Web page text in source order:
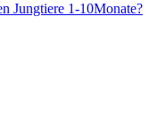
Jungtiere 1-10Monate?